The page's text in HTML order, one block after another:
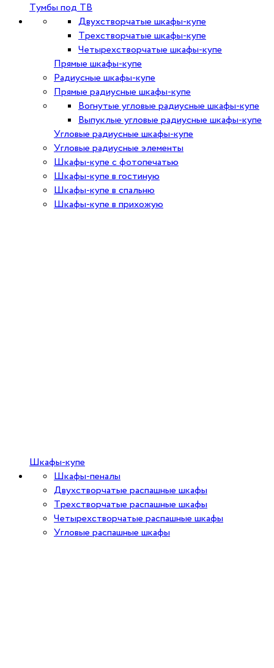
Тумбы под ТВ
Двухстворчатые шкафы-купе
Трехстворчатые шкафы-купе
Четырехстворчатые шкафы-купе
Прямые шкафы-купе
Радиусные шкафы-купе
Прямые радиусные шкафы-купе
Вогнутые угловые радиусные шкафы-купе
Выпуклые угловые радиусные шкафы-купе
Угловые радиусные шкафы-купе
Угловые радиусные элементы
Шкафы-купе с фотопечатью
Шкафы-купе в гостиную
Шкафы-купе в спальню
Шкафы-купе в прихожую
Шкафы-купе
Шкафы-пеналы
Двухстворчатые распашные шкафы
Трехстворчатые распашные шкафы
Четырехстворчатые распашные шкафы
Угловые распашные шкафы